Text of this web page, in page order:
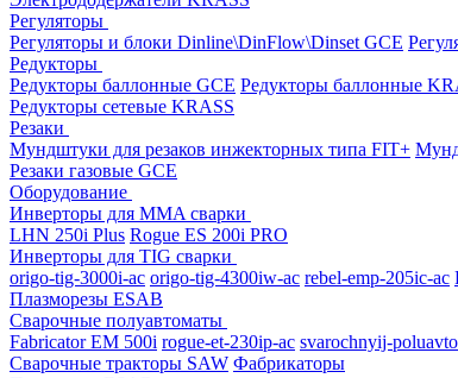
Регуляторы
Регуляторы и блоки Dinline\DinFlow\Dinset GCE
Редукторы
Редукторы баллонные GCE Редукторы баллонные
Редукторы сетевые KRASS
Резаки
Мундштуки для резаков инжекторных типа FIT+
Резаки газовые GCE
Оборудование
Инверторы для MMA сварки
LHN 250i Plus Rogue ES 200i PRO
Инверторы для TIG сварки
origo-tig-3000i-ac origo-tig-4300iw-ac rebel-emp-205ic-ac
Плазморезы ESAB
Сварочные полуавтоматы
Fabricator EM 500i rogue-et-230ip-ac svarochnyij-
Сварочные тракторы SAW Фабрикаторы